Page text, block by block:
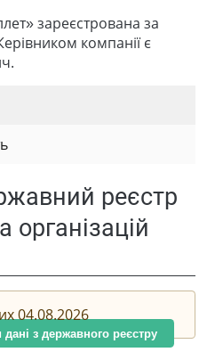
зареєстрована за
компанії є
реєстр
організацій
04.08.2026
з державного реєстру